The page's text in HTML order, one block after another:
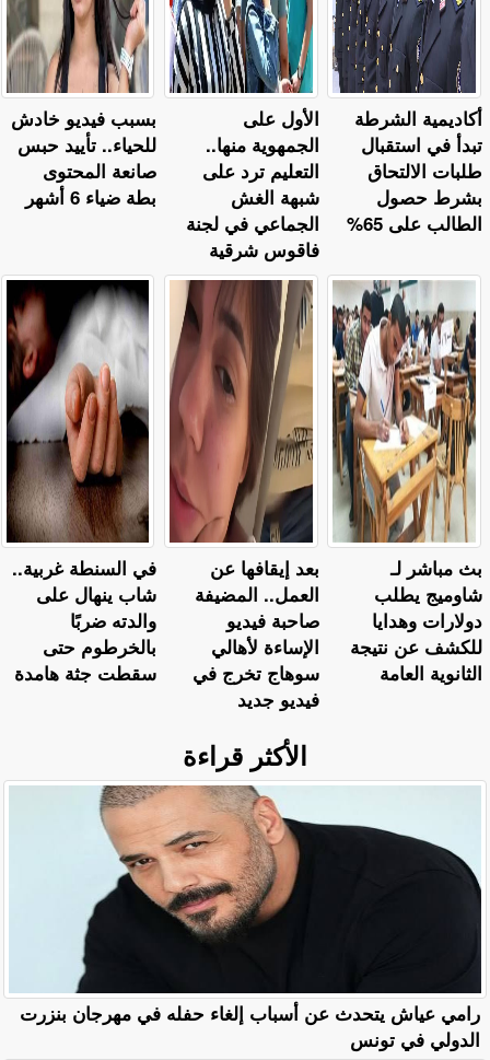
بسبب فيديو خادش
للحياء.. تأييد حبس
صانعة المحتوى
بطة ضياء 6 أشهر
الأول على
الجمهوية منها..
التعليم ترد على
شبهة الغش
الجماعي في لجنة
فاقوس شرقية
أكاديمية الشرطة
تبدأ في استقبال
طلبات الالتحاق
بشرط حصول
الطالب على 65%
في السنطة غربية..
شاب ينهال على
والدته ضربًا
بالخرطوم حتى
سقطت جثة هامدة
بعد إيقافها عن
العمل.. المضيفة
صاحبة فيديو
الإساءة لأهالي
سوهاج تخرج في
فيديو جديد
بث مباشر لـ
شاوميج يطلب
دولارات وهدايا
للكشف عن نتيجة
الثانوية العامة
الأكثر قراءة
رامي عياش يتحدث عن أسباب إلغاء حفله في مهرجان بنزرت
الدولي في تونس